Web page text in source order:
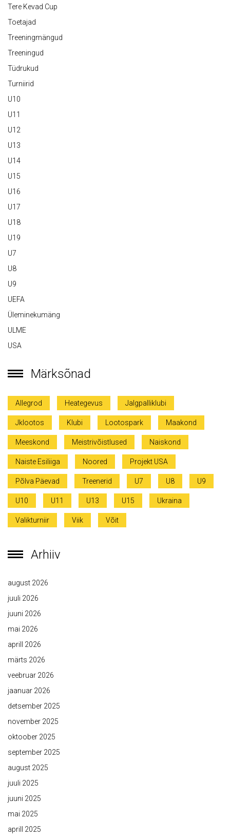
Tere Kevad Cup
Toetajad
Treeningmängud
Treeningud
Tüdrukud
Turniirid
U10
U11
U12
U13
U14
U15
U16
U17
U18
U19
U7
U8
U9
UEFA
Üleminekumäng
ULME
USA
Märksõnad
Allegrod Heategevus Jalgpalliklubi
Jklootos Klubi Lootospark Maakond
Meeskond Meistrivõistlused Naiskond
Naiste Esiliiga Noored Projekt USA
Põlva Päevad Treenerid U7 U8 U9
U10 U11 U13 U15 Ukraina
Valikturniir Viik Võit
Arhiiv
august 2026
juuli 2026
juuni 2026
mai 2026
aprill 2026
märts 2026
veebruar 2026
jaanuar 2026
detsember 2025
november 2025
oktoober 2025
september 2025
august 2025
juuli 2025
juuni 2025
mai 2025
aprill 2025